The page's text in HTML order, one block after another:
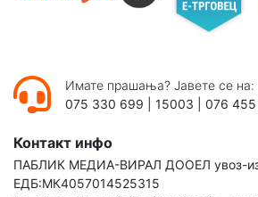
Имате прашања? Јавете се на:
075 330 699
15003 076
Контакт инфо
ПАБЛИК МЕДИА-ВИРАЛ ДООЕЛ увоз-
ЕДБ:МК4057014525315